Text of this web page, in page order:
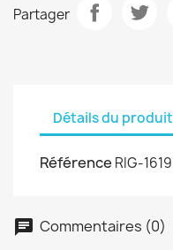
Partager
Détails du produit
Référence RIG-1619
Commentaires (0)